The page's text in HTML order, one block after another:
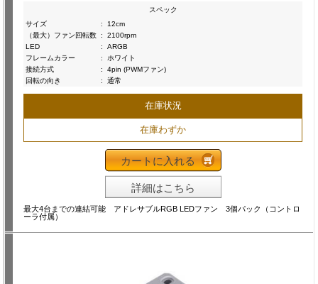
スペック
サイズ
:
12cm
（最大）ファン回転数 :
2100rpm
LED
:
ARGB
フレームカラー
:
ホワイト
接続方式
:
4pin (PWMファン)
回転の向き
: 通常
在庫状況
在庫わずか
カートに入れる
詳細はこちら
最大4台までの連結可能 アドレサブルRGB LEDファン 3個パック（コントロ
ーラ付属）